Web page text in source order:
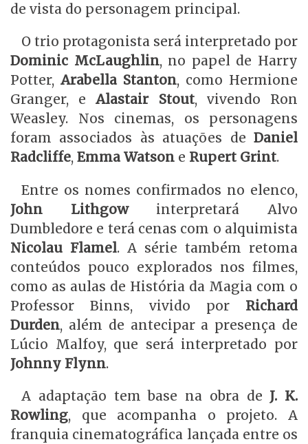
de vista do personagem principal.
O trio protagonista será interpretado por
Dominic McLaughlin, no papel de Harry
Potter, Arabella Stanton, como Hermione
Granger, e Alastair Stout, vivendo Ron
Weasley. Nos cinemas, os personagens
foram associados às atuações de Daniel
Radcliffe, Emma Watson e Rupert Grint.
Entre os nomes confirmados no elenco,
John Lithgowinterpretará Alvo
Dumbledore e terá cenas com o alquimista
Nicolau Flamel. A série também retoma
conteúdos pouco explorados nos filmes,
como as aulas de História da Magia com o
Professor Binns, vivido por Richard
Durden, além de antecipar a presença de
Lúcio Malfoy, que será interpretado por
Johnny Flynn.
A adaptação tem base na obra de J. K.
Rowling, que acompanha o projeto. A
franquia cinematográfica lançada entre os